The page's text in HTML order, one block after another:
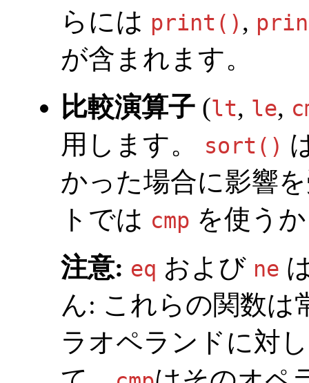
らには print() ,
が含まれます。
比較演算子 (lt, le,
用します。 sort()
かった場合に影響
トでは cmp を使う
注意: eq および ne
ん: これらの関数は
ラオペランドに対